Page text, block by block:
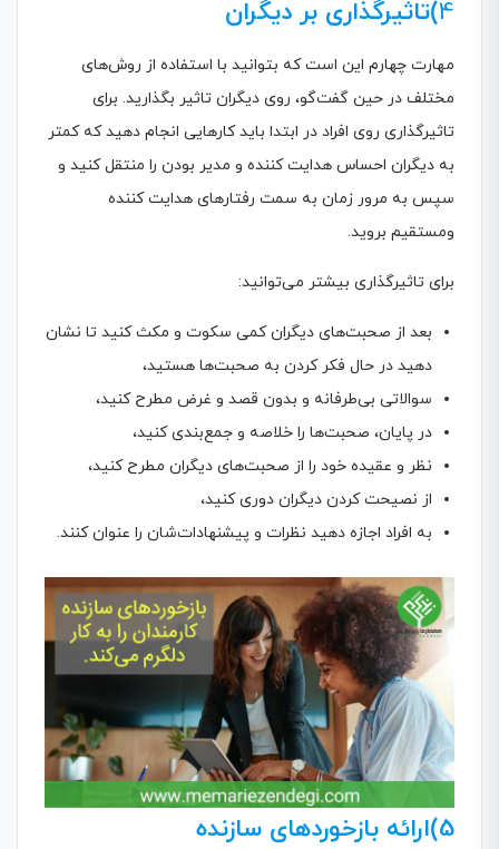
4)تاثیرگذاری بر دیگران
مهارت چهارم این است که بتوانید با استفاده از روش‌های
مختلف در حین گفت‌گو، روی دیگران تاثیر بگذارید. برای
تاثیرگذاری روی افراد در ابتدا باید کارهایی انجام دهید که کمتر
به دیگران احساس هدایت کننده و مدیر بودن را منتقل کنید و
سپس به مرور زمان به سمت رفتارهای هدایت کننده
ومستقیم بروید.
برای تاثیرگذاری بیشتر می‌توانید:
بعد از صحبت‌های دیگران کمی سکوت و مکث کنید تا نشان
دهید در حال فکر کردن به صحبت‌ها هستید،
سوالاتی بی‌طرفانه و بدون قصد و غرض مطرح کنید،
در پایان، صحبت‌ها را خلاصه و جمع‌بندی کنید،
نظر و عقیده خود را از صحبت‌های دیگران مطرح کنید،
از نصیحت کردن دیگران دوری کنید،
به افراد اجازه دهید نظرات و پیشنهادات‌شان را عنوان کنند.
5)ارائه بازخوردهای سازنده